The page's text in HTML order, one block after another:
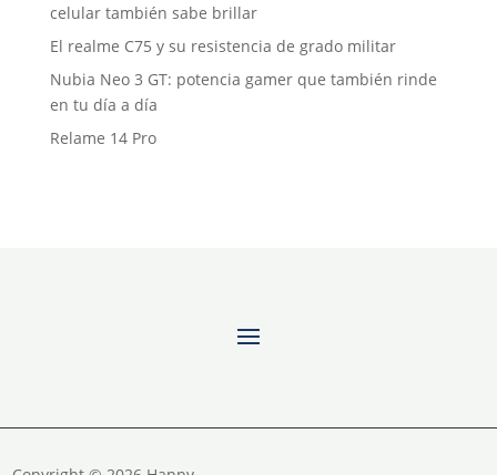
celular también sabe brillar
El realme C75 y su resistencia de grado militar
Nubia Neo 3 GT: potencia gamer que también rinde
en tu día a día
Relame 14 Pro